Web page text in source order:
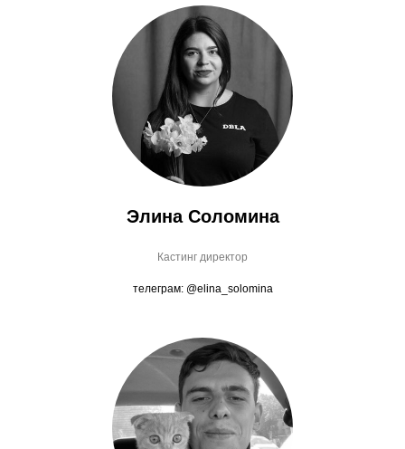
Элина Соломина
Кастинг директор
телеграм: @elina_solomina